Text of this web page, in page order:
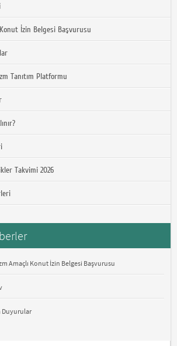
İzin Belgesi Başvurusu
Tanıtım Platformu
Takvimi 2026
Amaçlı Konut İzin Belgesi Başvurusu
Duyurular